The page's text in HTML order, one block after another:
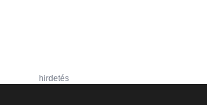
hirdetés